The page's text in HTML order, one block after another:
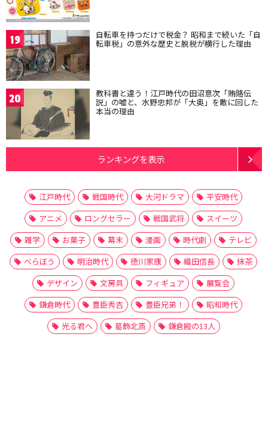
19 自転車を持つだけで税金？ 昭和まで続いた「自
転車税」の意外な歴史と脱税が横行した理由
20 教科書と違う！江戸時代の田沼意次「賄賂伝
説」の嘘と、水野忠邦が「大奥」を敵に回した
本当の理由
ランキングを表示
江戸時代 戦国時代 大河ドラマ
平安時代
アニメ
ロングセラー 戦国武将
スイーツ
雑学
お菓子 幕末 漫画 時代劇
テレビ
べらぼう
明治時代 徳川家康 織田信長
抹茶
デザイン
文房具 フィギュア
展覧会
鎌倉時代
豊臣秀吉 豊臣兄弟！
昭和時代
光る君へ
葛飾北斎 鎌倉殿の13人